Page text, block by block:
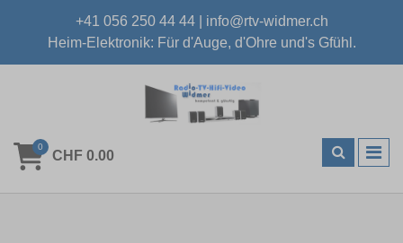
+41 056 250 44 44| info@rtv-widmer.ch
Heim-Elektronik: Für d'Auge, d'Ohre und's Gfühl.
0
CHF 0.00